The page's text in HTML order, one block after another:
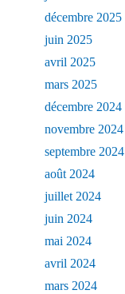
décembre 2025
juin 2025
avril 2025
mars 2025
décembre 2024
novembre 2024
septembre 2024
août 2024
juillet 2024
juin 2024
mai 2024
avril 2024
mars 2024